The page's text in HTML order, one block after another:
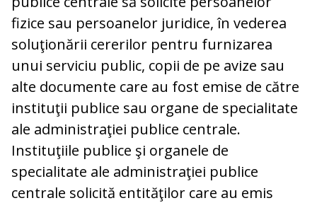
fizice sau persoanelor juridice, în vederea
soluţionării cererilor pentru furnizarea
unui serviciu public, copii de pe avize sau
alte documente care au fost emise de către
instituţii publice sau organe de specialitate
ale administraţiei publice centrale.
Instituţiile publice şi organele de
specialitate ale administraţiei publice
centrale solicită entităţilor care au emis